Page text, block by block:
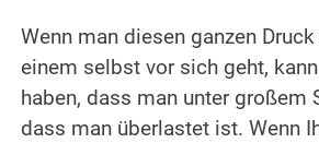
Wenn man diesen ganzen
einem selbst vor sich geht,
haben, dass man unter großem
dass man überlastet ist. Wenn